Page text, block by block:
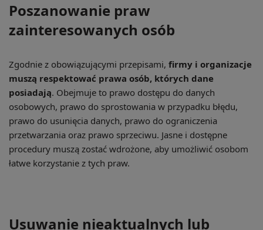
Poszanowanie praw
zainteresowanych osób
Zgodnie z obowiązującymi przepisami, firmy i organizacje
muszą respektować prawa osób, których dane
posiadają. Obejmuje to prawo dostępu do danych
osobowych, prawo do sprostowania w przypadku błędu,
prawo do usunięcia danych, prawo do ograniczenia
przetwarzania oraz prawo sprzeciwu. Jasne i dostępne
procedury muszą zostać wdrożone, aby umożliwić osobom
łatwe korzystanie z tych praw.
Usuwanie nieaktualnych lub